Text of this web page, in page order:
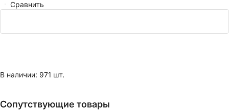
Сравнить
В наличии: 971 шт.
Сопутствующие товары